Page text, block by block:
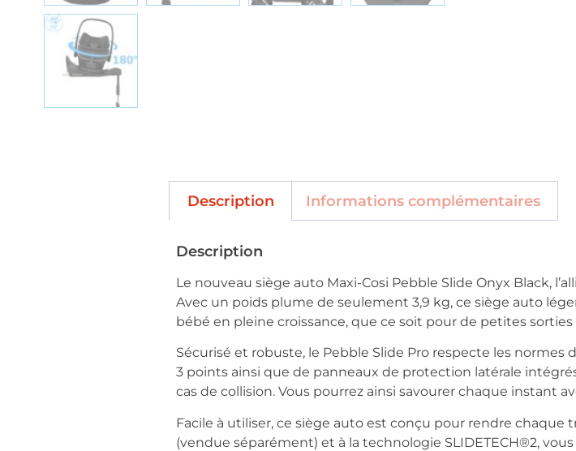
Description Informations complémentaires
Description
Le nouveau siège auto Maxi-Cosi Pebble Slide Onyx Black,
Avec un poids plume de seulement 3,9 kg, ce siège auto
bébé en pleine croissance, que ce soit pour de petites
Sécurisé et robuste, le Pebble Slide Pro respecte les normes
3 points ainsi que de panneaux de protection latérale
cas de collision. Vous pourrez ainsi savourer chaque instant
Facile à utiliser, ce siège auto est conçu pour rendre chaque
(vendue séparément) et à la technologie SLIDETECH®2,